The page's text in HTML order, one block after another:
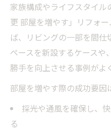
家族構成やライフスタイ
更 部屋を増やす」リフォ
ば、リビングの一部を間
ペースを新設するケースや
勝手を向上させる事例がよ
部屋を増やす際の成功要因
採光や通風を確保し、
る